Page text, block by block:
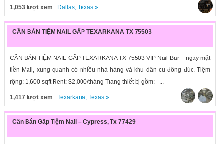
1,053 lượt xem · Dallas, Texas»
CẦN BÁN TIỆM NAIL GẤP TEXARKANA TX 75503
CẦN BÁN TIỆM NAIL GẤP TEXARKANA TX 75503 VIP Nail Bar – ngay mặt
tiền Mall, xung quanh có nhiều nhà hàng và khu dân cư đông đúc. Tiệm
rộng: 1,600 sqft Rent: $2,000/tháng Trang thiết bị gồm: ...
1,417 lượt xem · Texarkana, Texas»
Cần Bán Gấp Tiệm Nail – Cypress, Tx 77429